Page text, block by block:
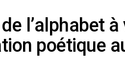
l’alphabet à
poétique